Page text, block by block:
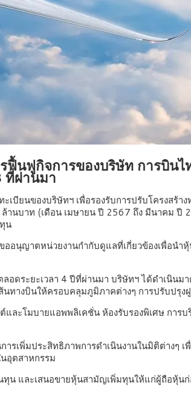
นฟูกิจการของบริษัท การบิน
ที่ผ่านมา
บียนของบริษัทฯ เพื่อรองรับการปรับโครงสร้า
านบาท (เดือน เมษายน ปี 2567 ถึง มีนาคม ปี
น
นุญาตหน่วยงานกำกับดูแลที่เกี่ยวข้องเพื่อนำ
ลอดระยะเวลา 4 ปีที่ผ่านมา บริษัทฯ ได้ดำเนิน
นทางบินให้ครอบคลุมภูมิภาคต่างๆ การปรับปรุ
ะโมบายแอพพลิเคชั่น ห้องรับรองพิเศษ การบ
เพิ่มประสิทธิภาพการดำเนินงานในมิติต่างๆ เ
อุตสาหกรรม
ทุน และเสนอขายหุ้นสามัญเพิ่มทุนให้แก่ผู้ถือหุ้